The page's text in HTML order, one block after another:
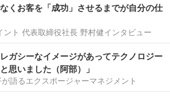
なくお客を「成功」させるまでが自分の仕
ント 代表取締役社長 野村健インタビュー
レガシーなイメージがあってテクノロジー
思いました（阿部）」
語るエクスポージャーマネジメント